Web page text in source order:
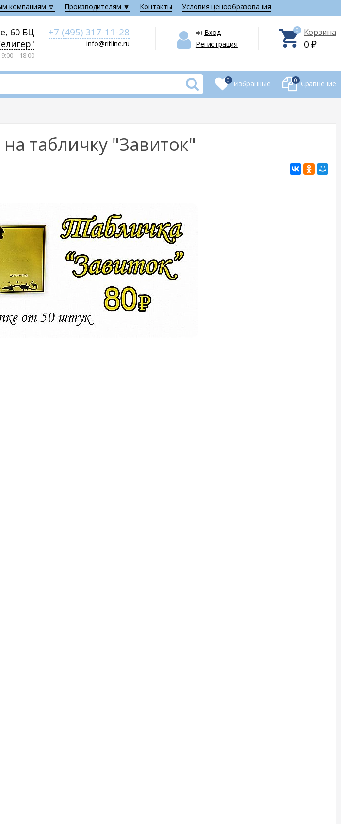
компаниям 🔽 Производителям 🔽 Контакты Условия ценообразования
60 БЦ
+7 (495) 317-11-28
info@ritline.ru
Вход
Регистрация
0 Корзина
0 ₽
0 Избранные 0 Сравнение
табличку "Завиток"